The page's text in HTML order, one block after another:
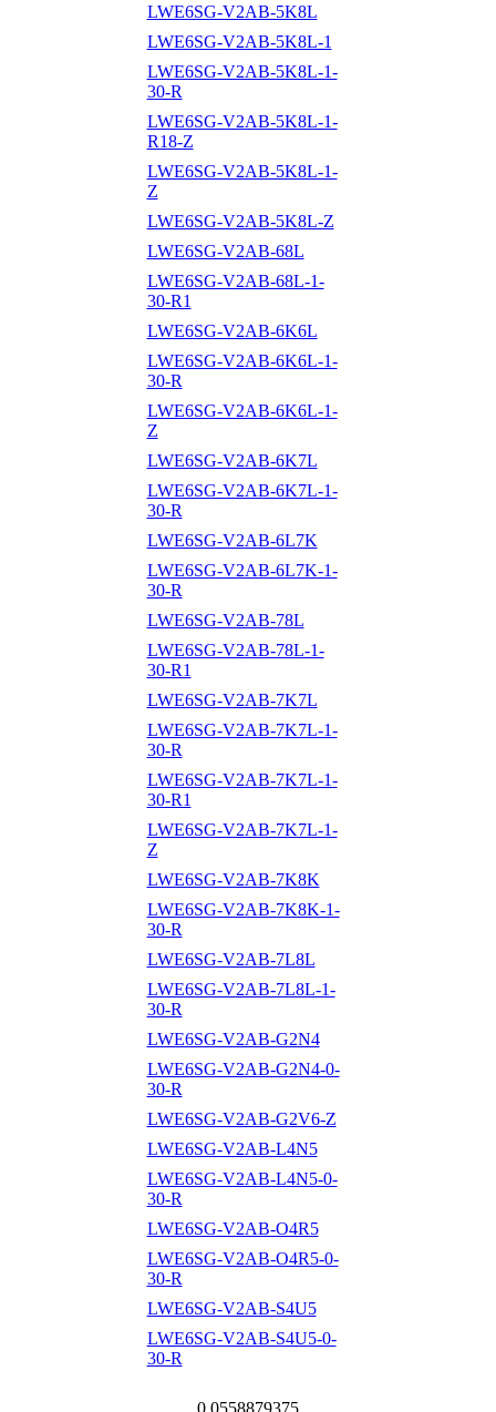
LWE6SG-V2AB-5K8L
LWE6SG-V2AB-5K8L-1
LWE6SG-V2AB-5K8L-1-
30-R
LWE6SG-V2AB-5K8L-1-
R18-Z
LWE6SG-V2AB-5K8L-1-
Z
LWE6SG-V2AB-5K8L-Z
LWE6SG-V2AB-68L
LWE6SG-V2AB-68L-1-
30-R1
LWE6SG-V2AB-6K6L
LWE6SG-V2AB-6K6L-1-
30-R
LWE6SG-V2AB-6K6L-1-
Z
LWE6SG-V2AB-6K7L
LWE6SG-V2AB-6K7L-1-
30-R
LWE6SG-V2AB-6L7K
LWE6SG-V2AB-6L7K-1-
30-R
LWE6SG-V2AB-78L
LWE6SG-V2AB-78L-1-
30-R1
LWE6SG-V2AB-7K7L
LWE6SG-V2AB-7K7L-1-
30-R
LWE6SG-V2AB-7K7L-1-
30-R1
LWE6SG-V2AB-7K7L-1-
Z
LWE6SG-V2AB-7K8K
LWE6SG-V2AB-7K8K-1-
30-R
LWE6SG-V2AB-7L8L
LWE6SG-V2AB-7L8L-1-
30-R
LWE6SG-V2AB-G2N4
LWE6SG-V2AB-G2N4-0-
30-R
LWE6SG-V2AB-G2V6-Z
LWE6SG-V2AB-L4N5
LWE6SG-V2AB-L4N5-0-
30-R
LWE6SG-V2AB-O4R5
LWE6SG-V2AB-O4R5-0-
30-R
LWE6SG-V2AB-S4U5
LWE6SG-V2AB-S4U5-0-
30-R
0.0558879375